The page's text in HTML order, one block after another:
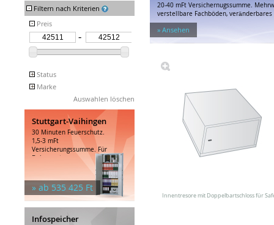
Tresore
Wertschutzschränke
Feuerschutztresore
Spezialtresore
Waffenschränke
Hoteltresore
Sonstige Behälter
Tresor-Zubehör
Innentresore
Tablare, Körbe
Schubladen
Schubladeneinsätze
Weiteres Zubehör
Tresorschlösser
- Filtern nach Kriterien
- Preis
+ Status
Auslaufende Produkte
+ Marke
Auswahlen löschen
Stuttgart-Vaihingen
30 Minuten Feuerschutz.
1,5-3 mFt
Versicherungssumme. Für
Dokumenten,...
» ab 535 425 Ft
Infospeicher
20-40 mFt Versichernugssumme.
verstellbare Fachböden, veränderbares
» Ansehen
Innentresore mit Doppelbartschloss für